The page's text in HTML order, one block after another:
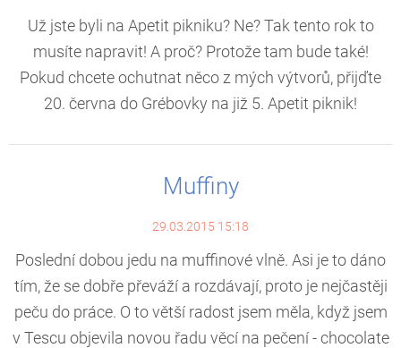
Už jste byli na Apetit pikniku? Ne? Tak tento rok to
musíte napravit! A proč? Protože tam bude také!
Pokud chcete ochutnat něco z mých výtvorů, přijďte
20. června do Grébovky na již 5. Apetit piknik!
Muffiny
29.03.2015 15:18
Poslední dobou jedu na muffinové vlně. Asi je to dáno
tím, že se dobře převáží a rozdávají, proto je nejčastěji
peču do práce. O to větší radost jsem měla, když jsem
v Tescu objevila novou řadu věcí na pečení - chocolate